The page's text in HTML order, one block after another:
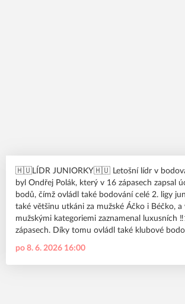
🇭🇺LÍDR JUNIORKY🇭🇺 Letošní lídr v bodování mezi juniory
byl Ondřej Polák, který v 16 zápasech zapsal
bodů, čímž ovládl také bodování celé 2. ligy juniorů.
také většinu utkáni za mužské Áčko i Béčko, a
mužskými kategoriemi zaznamenal luxusních
zápasech. Díky tomu ovládl také klubové bodování napříč
po 8. 6. 2026 16:00